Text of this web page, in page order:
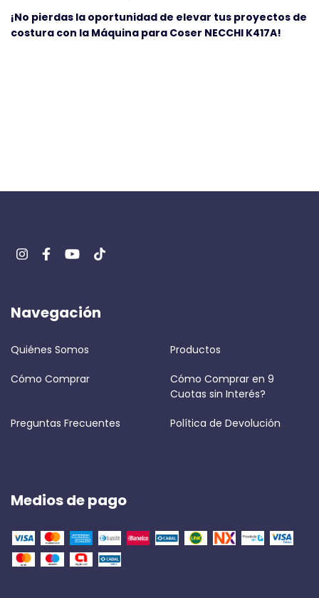
¡No pierdas la oportunidad de elevar tus proyectos de
costura con la Máquina para Coser NECCHI K417A!
Navegación
Quiénes Somos Productos
Cómo Comprar
Cómo Comprar en 9
Cuotas sin Interés?
Preguntas Frecuentes Política de Devolución
Medios de pago